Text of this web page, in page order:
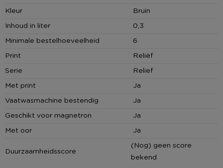
Kleur
Bruin
Inhoud in liter
0,3
Minimale bestelhoeveelheid
6
Print
Reliëf
Serie
Relief
Met print
Ja
Vaatwasmachine bestendig
Ja
Geschikt voor magnetron
Ja
Met oor
Ja
Duurzaamheidsscore
(Nog) geen score
bekend